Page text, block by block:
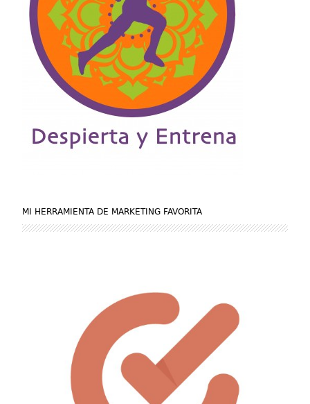
MI HERRAMIENTA DE MARKETING FAVORITA